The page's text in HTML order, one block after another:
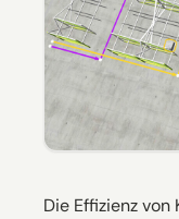
Die Effizienz